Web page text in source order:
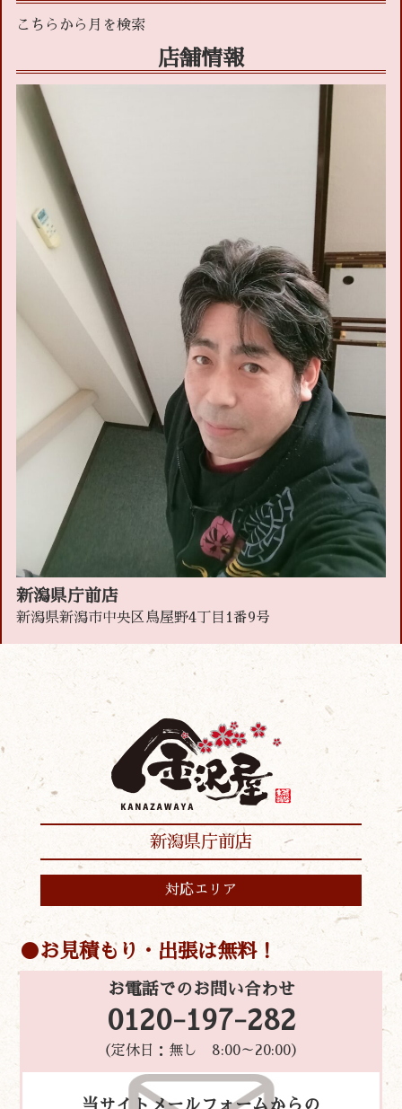
店舗情報
新潟県庁前店
新潟県新潟市中央区鳥屋野4丁目1番9号
新潟県庁前店
対応エリア
お見積もり・出張は無料！
お電話でのお問い合わせ
0120-197-282
（定休日：無し 8:00～20:00）
当サイトメールフォームからの